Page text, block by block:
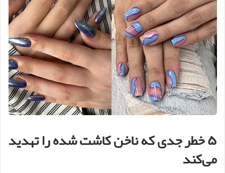
۵خطر جدی که ناخن کاشت شده را تهدید
میکند